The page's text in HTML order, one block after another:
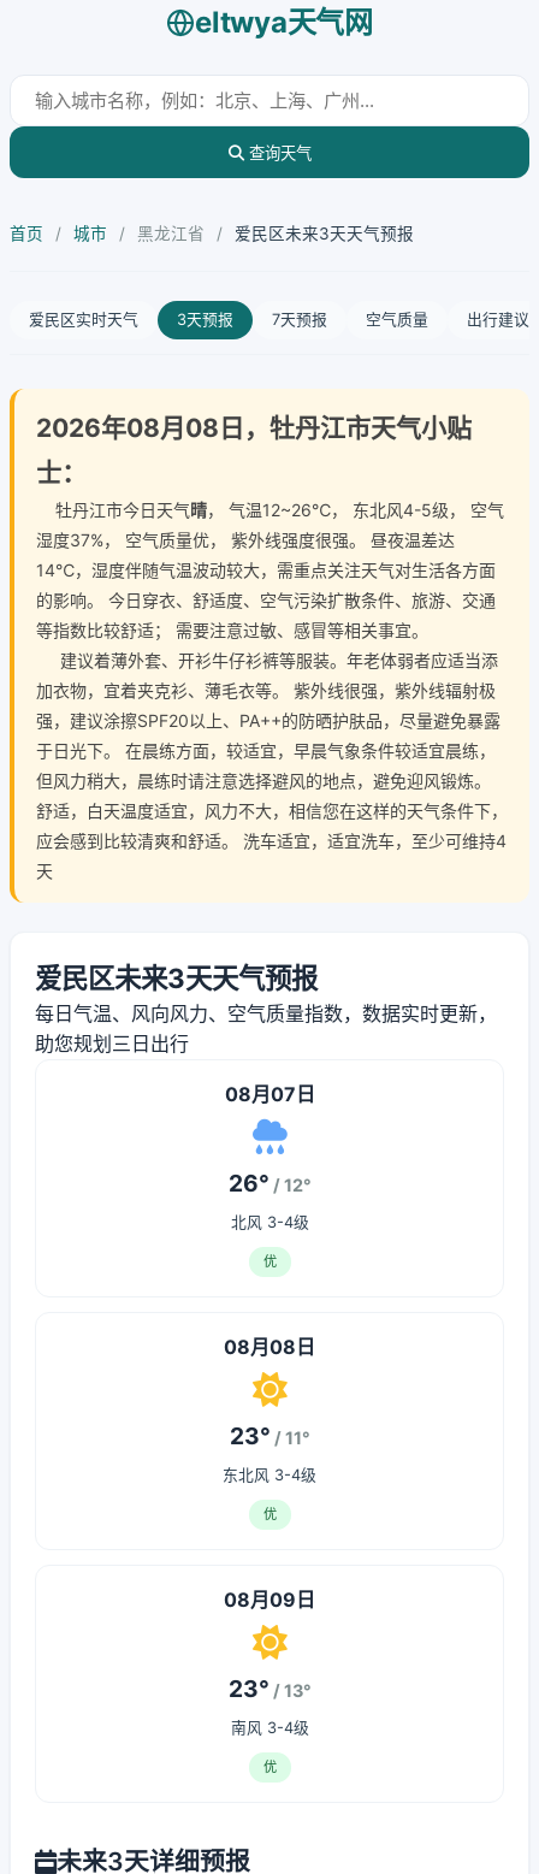
eltwya天气网
查询天气
首页 / 城市 / 黑龙江省 / 爱民区未来3天天气预报
爱民区实时天气 3天预报 7天预报 空气质量 出行建议
2026年08月08日，牡丹江市天气小贴
士：
牡丹江市今日天气晴， 气温12~26℃， 东北风4-5级， 空气
湿度37%， 空气质量优， 紫外线强度很强。 昼夜温差达
14℃，湿度伴随气温波动较大，需重点关注天气对生活各方面
的影响。 今日穿衣、舒适度、空气污染扩散条件、旅游、交通
等指数比较舒适； 需要注意过敏、感冒等相关事宜。
建议着薄外套、开衫牛仔衫裤等服装。年老体弱者应适当添
加衣物，宜着夹克衫、薄毛衣等。 紫外线很强，紫外线辐射极
强，建议涂擦SPF20以上、PA++的防晒护肤品，尽量避免暴露
于日光下。 在晨练方面，较适宜，早晨气象条件较适宜晨练，
但风力稍大，晨练时请注意选择避风的地点，避免迎风锻炼。
舒适，白天温度适宜，风力不大，相信您在这样的天气条件下，
应会感到比较清爽和舒适。 洗车适宜，适宜洗车，至少可维持4
天
爱民区未来3天天气预报
每日气温、风向风力、空气质量指数，数据实时更新，
助您规划三日出行
08月07日
26° / 12°
北风 3-4级
优
08月08日
23° / 11°
东北风 3-4级
优
08月09日
23° / 13°
南风 3-4级
优
未来3天详细预报